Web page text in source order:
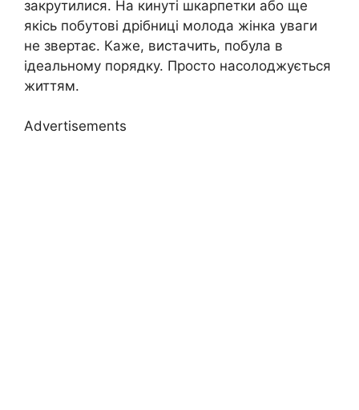
закрутилися. На кинуті шкарпетки або ще
якісь побутові дрібниці молода жінка уваги
не звертає. Каже, вистачить, побула в
ідеальному порядку. Просто насолоджується
життям.
Advertisements